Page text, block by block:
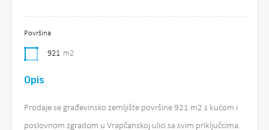
Površina
921 m2
Opis
Prodaje se građevinsko zemljište površine 921 m2 s kućom i
poslovnom zgradom u Vrapčanskoj ulici sa svim priključcima.